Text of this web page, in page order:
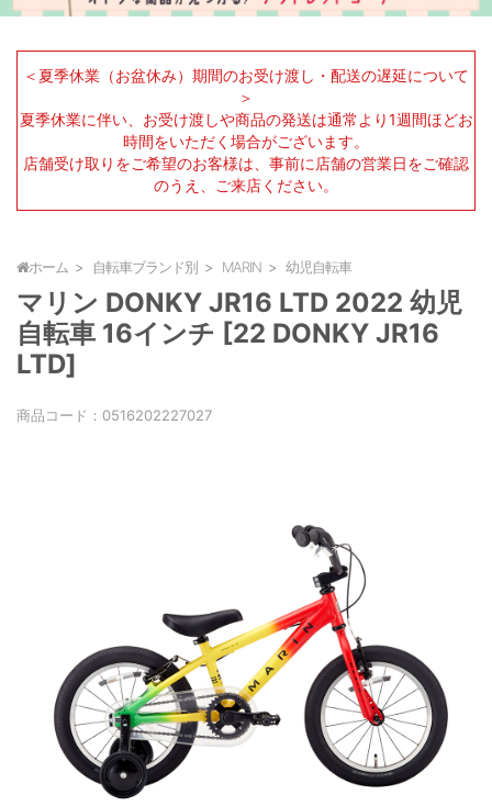
＜夏季休業（お盆休み）期間のお受け渡し・配送の遅延について
＞
夏季休業に伴い、お受け渡しや商品の発送は通常より1週間ほどお
時間をいただく場合がございます。
店舗受け取りをご希望のお客様は、事前に店舗の営業日をご確認
のうえ、ご来店ください。
ホーム 自転車ブランド別 MARIN 幼児自転車
マリン DONKY JR16 LTD 2022 幼児
自転車 16インチ [22 DONKY JR16
LTD]
商品コード： 0516202227027